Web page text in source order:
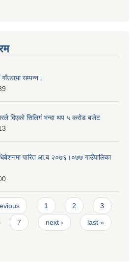
गाँउसभा सम्पन्न।
दिएको सिलिगं भन्दा थप ५ करोड बजेट
पारित आ.ब २०७६।०७७ गाउँपालिका
1 2 3
7 next › last »